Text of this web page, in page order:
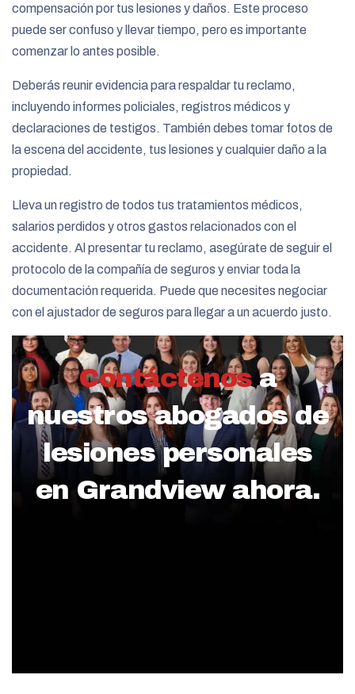
compensación por tus lesiones y daños. Este proceso
puede ser confuso y llevar tiempo, pero es importante
comenzar lo antes posible.
Deberás reunir evidencia para respaldar tu reclamo,
incluyendo informes policiales, registros médicos y
declaraciones de testigos. También debes tomar fotos de
la escena del accidente, tus lesiones y cualquier daño a la
propiedad.
Lleva un registro de todos tus tratamientos médicos,
salarios perdidos y otros gastos relacionados con el
accidente. Al presentar tu reclamo, asegúrate de seguir el
protocolo de la compañía de seguros y enviar toda la
documentación requerida. Puede que necesites negociar
con el ajustador de seguros para llegar a un acuerdo justo.
Contáctenos a
nuestros abogados de
lesiones personales
en Grandview ahora.